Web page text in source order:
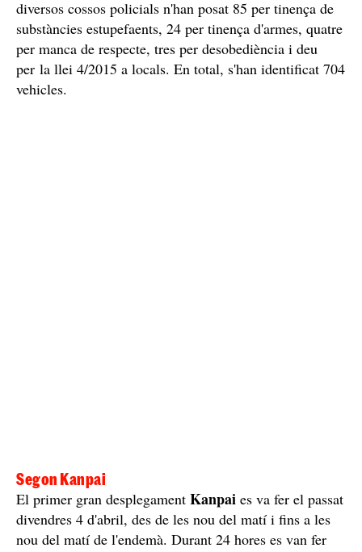
diversos cossos policials n'han posat 85 per tinença de
substàncies estupefaents, 24 per tinença d'armes, quatre
per manca de respecte, tres per desobediència i deu
per la llei 4/2015 a locals. En total, s'han identificat 704
vehicles.
Segon Kanpai
El primer gran desplegament Kanpai es va fer el passat
divendres 4 d'abril, des de les nou del matí i fins a les
nou del matí de l'endemà. Durant 24 hores es van fer